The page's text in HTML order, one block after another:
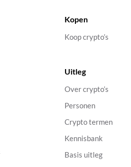
Kopen
Koop crypto’s
Uitleg
Over crypto’s
Personen
Crypto termen
Kennisbank
Basis uitleg